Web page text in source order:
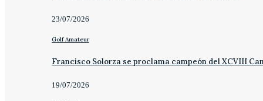
23/07/2026
Golf Amateur
Francisco Solorza se proclama campeón del XCVIII
19/07/2026